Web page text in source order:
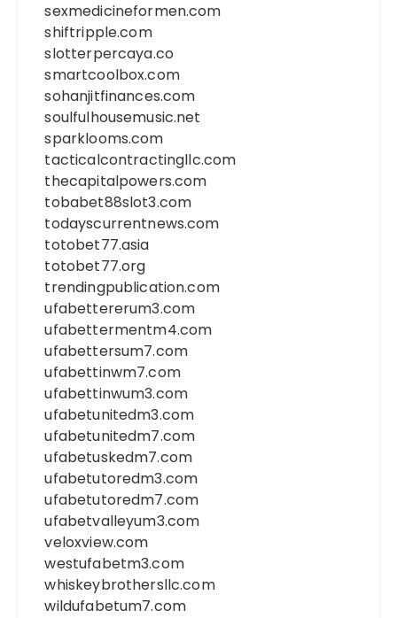
sexmedicineformen.com
shiftripple.com
slotterpercaya.co
smartcoolbox.com
sohanjitfinances.com
soulfulhousemusic.net
sparklooms.com
tacticalcontractingllc.com
thecapitalpowers.com
tobabet88slot3.com
todayscurrentnews.com
totobet77.asia
totobet77.org
trendingpublication.com
ufabettererum3.com
ufabettermentm4.com
ufabettersum7.com
ufabettinwm7.com
ufabettinwum3.com
ufabetunitedm3.com
ufabetunitedm7.com
ufabetuskedm7.com
ufabetutoredm3.com
ufabetutoredm7.com
ufabetvalleyum3.com
veloxview.com
westufabetm3.com
whiskeybrothersllc.com
wildufabetum7.com